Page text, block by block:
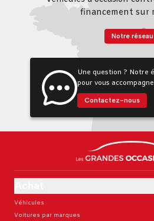
financement sur
Notre réseau
Une question ? Notre
pour vous
Contactez-nous
Véhicules
Voitures par marques